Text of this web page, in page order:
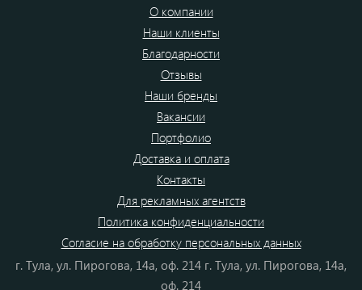
О компании
Наши клиенты
Благодарности
Отзывы
Наши бренды
Вакансии
Портфолио
Доставка и оплата
Контакты
Для рекламных агентств
Политика конфиденциальности
Согласие на обработку персональных данных
г. Тула, ул. Пирогова, 14а, оф. 214 г. Тула, ул. Пирогова, 14а,
оф. 214